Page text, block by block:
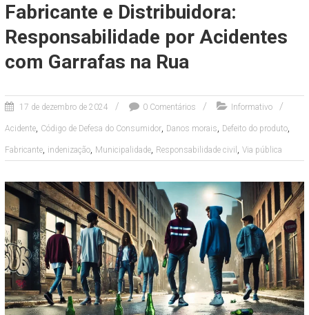
Fabricante e Distribuidora:
Responsabilidade por Acidentes
com Garrafas na Rua
17 de dezembro de 2024 0 Comentários Informativo
Acidente, Código de Defesa do Consumidor, Danos morais, Defeito do produto,
Fabricante, indenização, Municipalidade, Responsabilidade civil , Via pública